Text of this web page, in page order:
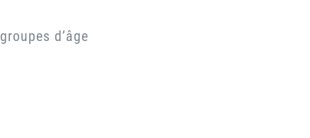
groupes d’âge